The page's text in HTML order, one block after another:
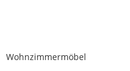
Wohnzimmermöbel